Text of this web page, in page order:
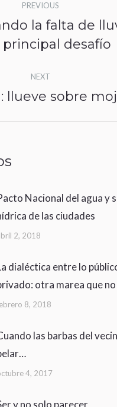
PREVIOUS
post:
la falta de
principal desafío
NEXT
Next
llueve sobre
Nacional del agua y
de las ciudades
2, 2018
dialéctica entre lo
otra marea que no
8, 2018
las barbas del
4, 2017
y no solo parecer